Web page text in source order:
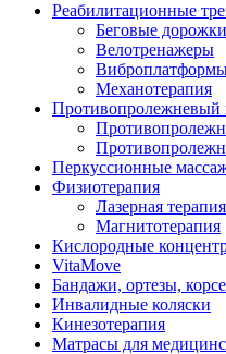
Реабилитационные
Беговые
Велотренажеры
Механотерапия
Противопролежневый
Перкуссионные
Физиотерапия
Лазерная терапия
Магнитотерапия
Кислородные
VitaMove
Бандажи, ортезы,
Инвалидные коляски
Кинезотерапия
Матрасы для